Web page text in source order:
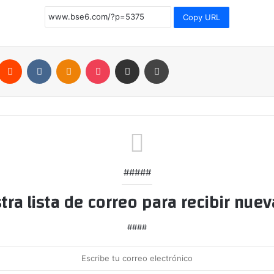
Copy URL
Reddit VKontakteOdnoklassniki
Pocket Compartir por correo electrónico
#####
lista de correo para recibir
####